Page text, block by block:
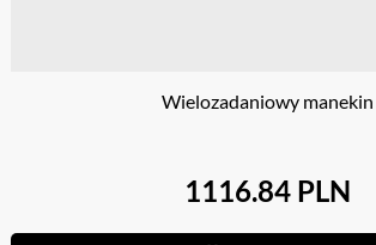
Wielozadaniowy manekin
1116.84 PLN